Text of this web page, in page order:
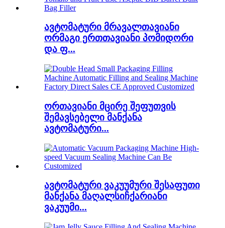
ავტომატური მრავალთავიანი
ორმაგი ერთთავიანი პომიდორი
და ფ...
ორთავიანი მცირე შეფუთვის
შემავსებელი მანქანა
ავტომატური...
ავტომატური ვაკუუმური შესაფუთი
მანქანა მაღალსიჩქარიანი
ვაკუუმი...